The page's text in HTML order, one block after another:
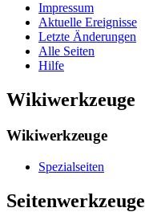
Impressum
Aktuelle Ereignisse
Letzte Änderungen
Alle Seiten
Hilfe
Wikiwerkzeuge
Wikiwerkzeuge
Spezialseiten
Seitenwerkzeuge